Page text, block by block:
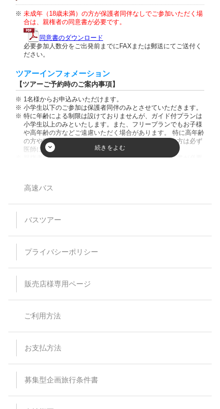
未成年（18歳未満）の方が保護者同伴なしでご参加いただく場
合は、親権者の同意書が必要です。
同意書のダウンロード
必要参加人数分をご出発前までにFAXまたは郵送にてご送付く
ださい。
ツアーインフォメーション
【ツアーご予約時のご案内事項】
1名様からお申込みいただけます。
小学生以下のご参加は保護者同伴のみとさせていただきます。
特に年齢による制限は設けておりませんが、ガイド付プランは
小学生以上のみといたします。また、フリープランでもお子様
や高年齢の方などご遠慮いただく場合があります。 特に高年齢
の方や循環器系疾患をお持ちの方、既往歴をお持ちの方は必ず
医師に判断を仰いでください。
親権者が同行しない中学生のご参加は、親権者の同意書が必要
ためご参加いただけません。膝の上も不可です。
添乗員は同行いたしません。往復のバス乗車時間中の代行業務
予約前に必ず注意事項と旅行条件書をお読みいただき、同意の
うえご予約ください。
【ツアーの催行・中止について】
行人員に満たない催行中止は、出発の14日前までにご連絡いた
ご出発の21日までにご予約がない場合は催行中止させていただ
全コース雨天決行です。但し、悪天候・台風などの豪雨の場合
もツアー中止のご連絡をさせていただく場合がございます。 こ
てお支払いいただいた以外の、交通・宿泊・レンタル等のお客
様によって支払われた費用につきましては、対象外となりま
す。 なお、通知はEメールにて行います。その後、確認が取れ
により現地ガイドもしくは富士山指導センターが判断をいたし
ます。予めご了承ください。 又、当日天候が急変し、現地ガイ
高速バス
バスツアー
プライバシーポリシー
販売店様専用ページ
ご利用方法
お支払方法
募集型企画旅行条件書